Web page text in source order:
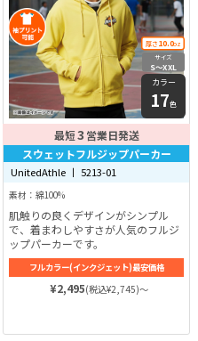
厚さ10.0oz
サイズ
S〜XXL
カラー
17色
最短3 営業日発送
スウェットフルジップパーカー
UnitedAthle 丨 5213-01
素材：綿100%
肌触りの良くデザインがシンプル
で、着まわしやすさが人気のフルジ
ップパーカーです。
フルカラー(インクジェット)最安価格
¥2,495(税込¥2,745)～